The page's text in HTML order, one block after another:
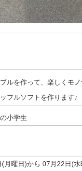
ルを作って、楽しくモノ
フルソフトを作ります♪
小学生
月曜日)から 07月22日(水